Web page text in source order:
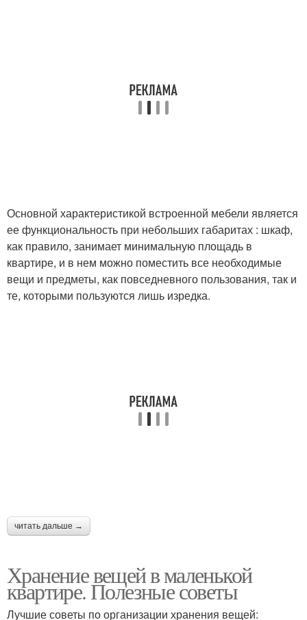
Основной характеристикой встроенной мебели является
ее функциональность при небольших габаритах : шкаф,
как правило, занимает минимальную площадь в
квартире, и в нем можно поместить все необходимые
вещи и предметы, как повседневного пользования, так и
те, которыми пользуются лишь изредка.
читать дальше →
Хранение вещей в маленькой
квартире. Полезные советы
Лучшие советы по организации хранения вещей: